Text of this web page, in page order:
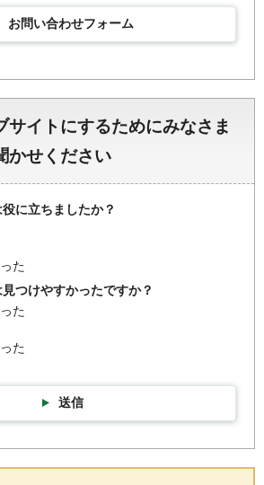
お問い合わせフォーム
サイトにするためにみなさま
かせください
に立ちましたか？
た
つけやすかったですか？
た
た
送信